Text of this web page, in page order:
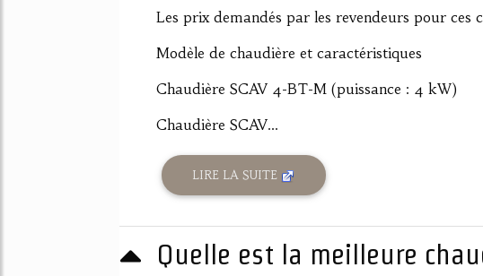
Les prix demandés par les revendeurs pour ces
Modèle de chaudière et caractéristiques
Chaudière SCAV 4-BT-M (puissance : 4 kW)
Chaudière SCAV...
LIRE LA SUITE
Quelle est la meilleure